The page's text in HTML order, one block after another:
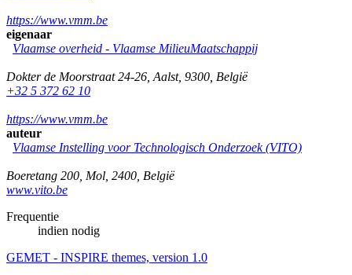
https://www.vmm.be
eigenaar
Vlaamse overheid - Vlaamse MilieuMaatschappij
Dokter de Moorstraat 24-26 Aalst, 9300 België
+32 5 372 62 10
https://www.vmm.be
auteur
Vlaamse Instelling voor Technologisch Onderzoek (VITO)
Boeretang 200 Mol 2400 België
www.vito.be
Frequentie
indien nodig
GEMET - INSPIRE themes, version 1.0